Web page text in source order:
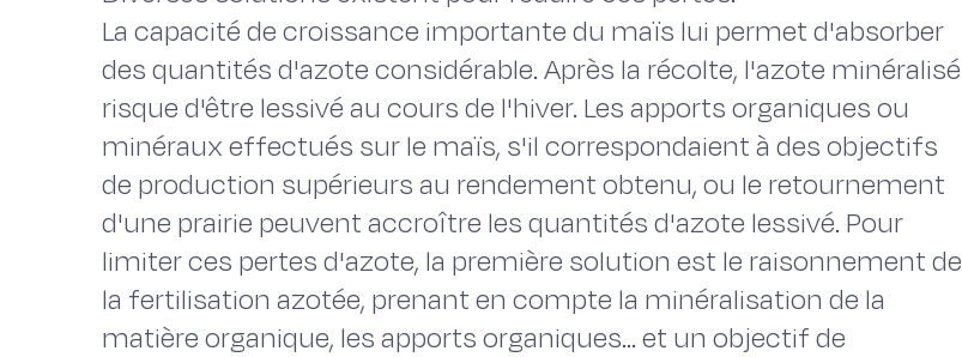
La capacité de croissance importante du maïs lui permet d'absorber
des quantités d'azote considérable. Après la récolte, l'azote minéralisé
risque d'être lessivé au cours de l'hiver. Les apports organiques ou
minéraux effectués sur le maïs, s'il correspondaient à des objectifs
de production supérieurs au rendement obtenu, ou le retournement
d'une prairie peuvent accroître les quantités d'azote lessivé. Pour
limiter ces pertes d'azote, la première solution est le raisonnement de
la fertilisation azotée, prenant en compte la minéralisation de la
matière organique, les apports organiques... et un objectif de